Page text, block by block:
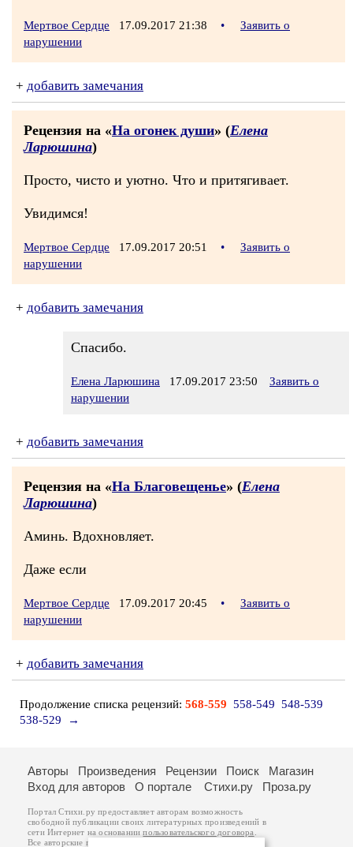
Мертвое Сердце 17.09.2017 21:38 •
Заявить о
нарушении
+ добавить замечания
Рецензия на «На огонек души» (Елена
Ларюшина)
Просто, чисто и уютно. Что и притягивает.
Увидимся!
Мертвое Сердце 17.09.2017 20:51 •
Заявить о
нарушении
+ добавить замечания
Спасибо.
Елена Ларюшина 17.09.2017 23:50
Заявить о
нарушении
+ добавить замечания
Рецензия на «На Благовещенье» (Елена
Ларюшина)
Аминь. Вдохновляет.
Даже если
Мертвое Сердце 17.09.2017 20:45 •
Заявить о
нарушении
+ добавить замечания
Продолжение списка рецензий: 568-559 558-549 548-539
538-529
→
Авторы Произведения Рецензии Поиск
Магазин
Вход для авторов
О портале Стихи.ру Проза.ру
Портал Стихи.ру предоставляет авторам возможность
свободной публикации своих литературных произведений в
сети Интернет на основаниипользовательского договора
Все авторские права на произведения принадлежат авторам